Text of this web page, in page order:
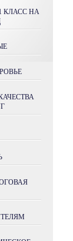
КЛАСС НА